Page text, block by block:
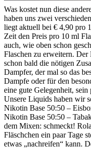
Was kostet nun diese
haben uns zwei
liegt aktuell bei € 4,90 pro
Zeit den Preis pro 10 ml
auch, wie oben schon
Flaschen zu erweitern.
schon bald die nötigen
Dampfer, der mal so das
Dampfe oder für den
eine gute Gelegenheit,
Unsere Liquids haben wir
Nikotin Base 50:50 –
Nikotin Base 50:50 –
dem Mixen: schmeckt!
Fläschchen ein paar Tage
etwas „nachreifen“ kann.